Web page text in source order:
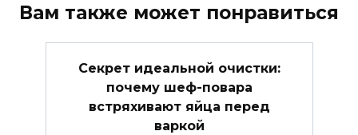
Вам также может понравиться
Секрет идеальной очистки:
почему шеф-повара
встряхивают яйца перед
варкой